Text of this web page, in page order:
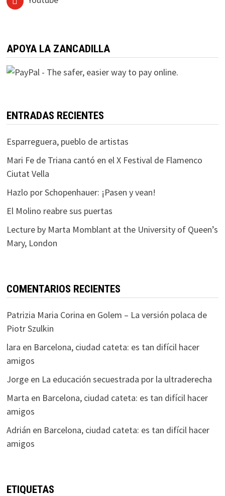
APOYA LA ZANCADILLA
ENTRADAS RECIENTES
Esparreguera, pueblo de artistas
Mari Fe de Triana cantó en el X Festival de Flamenco
Ciutat Vella
Hazlo por Schopenhauer: ¡Pasen y vean!
El Molino reabre sus puertas
Lecture by Marta Momblant at the University of Queen’s
Mary, London
COMENTARIOS RECIENTES
Patrizia Maria Corina en Golem – La versión polaca de
Piotr Szulkin
lara en Barcelona, ciudad cateta: es tan difícil hacer
amigos
Jorgeen La educación secuestrada por la ultraderecha
Marta en Barcelona, ciudad cateta: es tan difícil hacer
amigos
Adrián en Barcelona, ciudad cateta: es tan difícil hacer
amigos
ETIQUETAS